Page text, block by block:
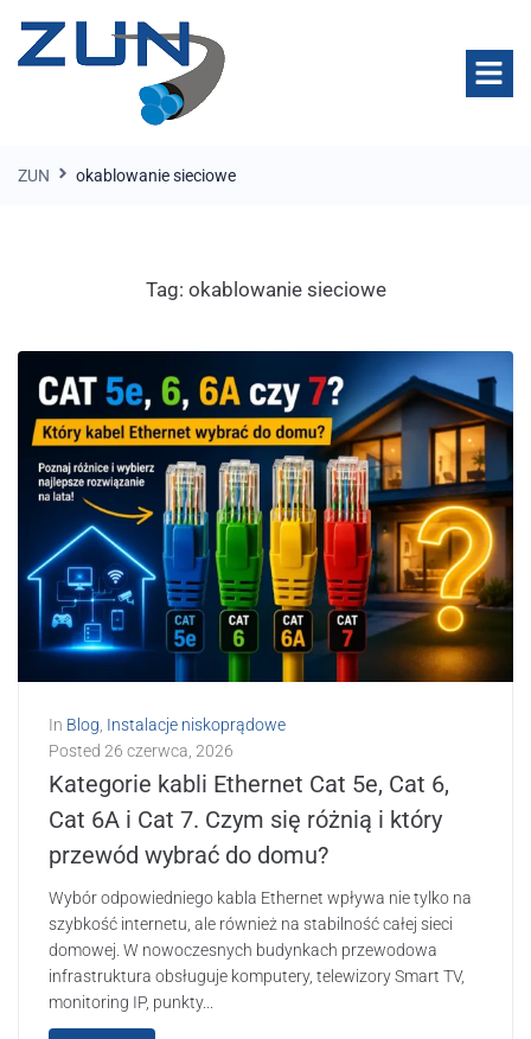
ZUN okablowanie sieciowe
Tag: okablowanie sieciowe
In Blog Instalacje niskoprądowe
Posted 26 czerwca, 2026
Kategorie kabli Ethernet Cat 5e, Cat 6,
Cat 6A i Cat 7. Czym się różnią i który
przewód wybrać do domu?
Wybór odpowiedniego kabla Ethernet wpływa nie tylko na
szybkość internetu, ale również na stabilność całej sieci
domowej. W nowoczesnych budynkach przewodowa
infrastruktura obsługuje komputery, telewizory Smart TV,
monitoring IP, punkty...